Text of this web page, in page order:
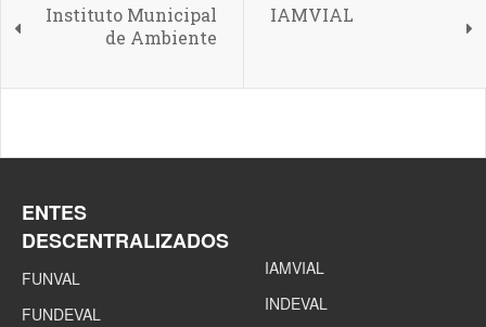
Instituto Municipal
de Ambiente
IAMVIAL
ENTES
DESCENTRALIZADOS
FUNVAL
FUNDEVAL
IAMVIAL
INDEVAL